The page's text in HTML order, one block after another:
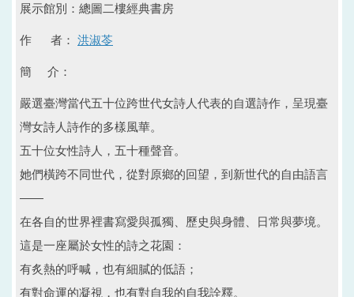
展示館別：總圖二樓經典書房
作 者： 洪淑苓
簡 介：
嚴選臺灣當代五十位跨世代女詩人代表的自選詩作，呈現臺
灣女詩人詩作的多樣風華。
五十位女性詩人，五十種聲音。
她們橫跨不同世代，從對原鄉的回望，到新世代的自由語言
——
在各自的世界裡書寫愛與孤獨、歷史與身體、日常與夢境。
這是一座屬於女性的詩之花園：
有炙熱的呼喊，也有細膩的低語；
有對命運的凝視，也有對自我的自我詮釋。